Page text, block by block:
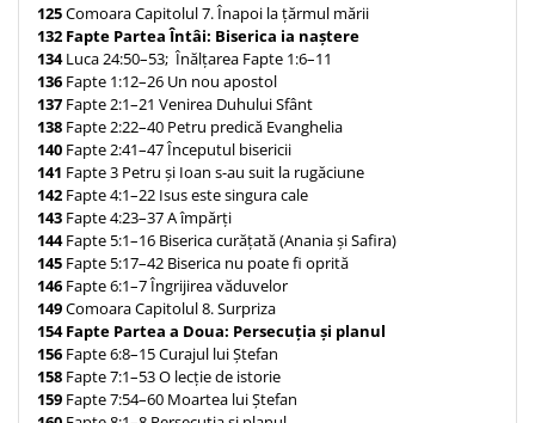
125Comoara Capitolul 7. Înapoi la țărmul mării
132 Fapte Partea Întâi: Biserica ia naștere
134Luca 24:50–53; Înălțarea Fapte 1:6–11
136 Fapte 1:12–26 Un nou apostol
137 Fapte 2:1–21 Venirea Duhului Sfânt
138 Fapte 2:22–40 Petru predică Evanghelia
140 Fapte 2:41–47 Începutul bisericii
141 Fapte 3 Petru și Ioan s-au suit la rugăciune
142 Fapte 4:1–22 Isus este singura cale
143 Fapte 4:23–37 A împărți
144Fapte 5:1–16 Biserica curățată (Anania și Safira)
145 Fapte 5:17–42 Biserica nu poate fi oprită
146 Fapte 6:1–7 Îngrijirea văduvelor
149Comoara Capitolul 8. Surpriza
154Fapte Partea a Doua: Persecuția și planul
156 Fapte 6:8–15 Curajul lui Ștefan
158 Fapte 7:1–53 O lecție de istorie
159 Fapte 7:54–60 Moartea lui Ștefan